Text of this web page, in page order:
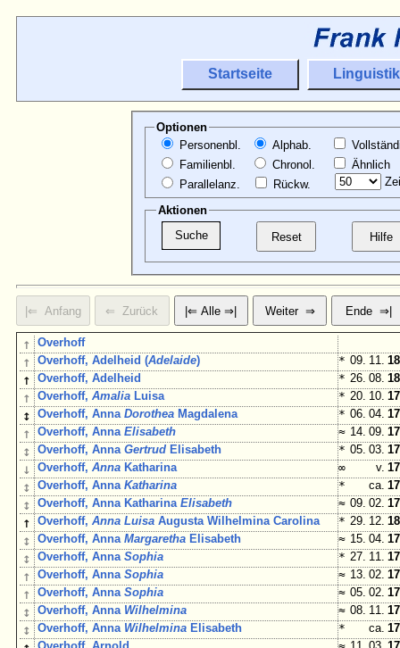
Startseite Linguistik
Optionen
Personenbl.
Familienbl.
Parallelanz.
Alphab.
Chronol.
Rückw.
Ähnlich
Aktionen
↑ Overhoff
↑ Overhoff, Adelheid (Adelaide) * 09. 11.
↑ Overhoff, Adelheid * 26. 08.
↑ Overhoff,Amalia Luisa * 20. 10.
↕ Overhoff, AnnaDorothea Magdalena * 06. 04.
↑ Overhoff, AnnaElisabeth ≈ 14. 09.
↕ Overhoff, AnnaGertrud Elisabeth * 05. 03.
↓ Overhoff,Anna Katharina ∞ v.
↕ Overhoff, AnnaKatharina * ca.
↕ Overhoff, Anna KatharinaElisabeth ≈ 09. 02.
↑ Overhoff,Anna Luisa Augusta Wilhelmina Carolina * 29. 12.
↕ Overhoff, AnnaMargaretha Elisabeth ≈ 15. 04.
↕ Overhoff, AnnaSophia * 27. 11.
↑ Overhoff, AnnaSophia ≈ 13. 02.
↑ Overhoff, AnnaSophia ≈ 05. 02.
↕ Overhoff, Anna Wilhelmina ≈ 08. 11.
↕ Overhoff, Anna Wilhelmina Elisabeth * ca.